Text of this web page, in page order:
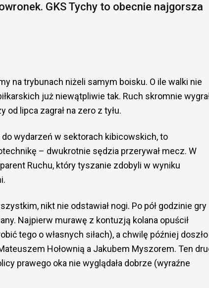
GKS Tychy to obecnie najgorsza
na trybunach niżeli samym boisku. O ile walki nie
już niewątpliwie tak. Ruch skromnie
lipca zagrał na zero z tyłu.
wydarzeń w sektorach kibicowskich, to
– dwukrotnie sędzia przerywał mecz. W
Ruchu, który tyszanie zdobyli w wyniku
nikt nie odstawiał nogi. Po pół godzinie gry
Najpierw murawę z kontuzją kolana opuścił
tego o własnych siłach), a chwilę później doszło
Hołownią a Jakubem Myszorem. Ten
prawego oka nie wyglądała dobrze (wyraźne